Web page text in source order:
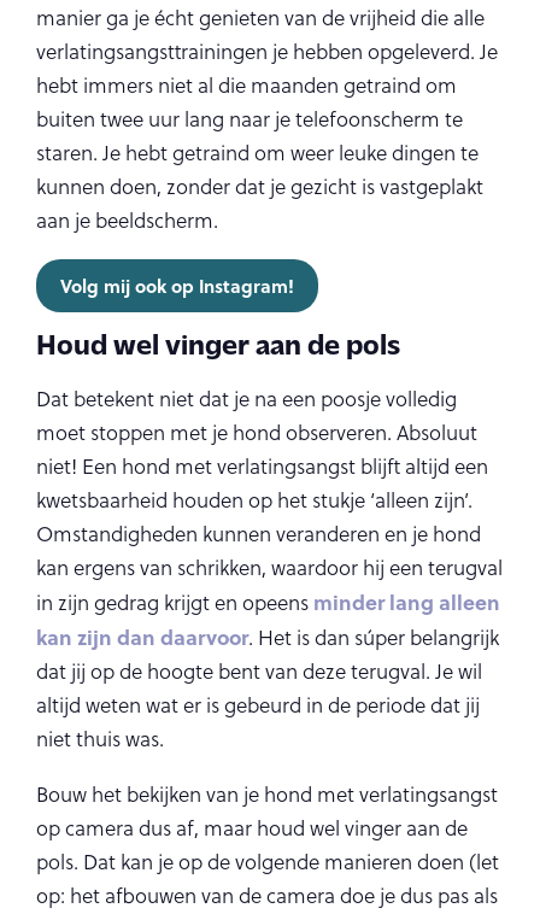
manier ga je écht genieten van de vrijheid die alle
verlatingsangsttrainingen je hebben opgeleverd. Je
hebt immers niet al die maanden getraind om
buiten twee uur lang naar je telefoonscherm te
staren. Je hebt getraind om weer leuke dingen te
kunnen doen, zonder dat je gezicht is vastgeplakt
aan je beeldscherm.
Volg mij ook op Instagram!
Houd wel vinger aan de pols
Dat betekent niet dat je na een poosje volledig
moet stoppen met je hond observeren. Absoluut
niet! Een hond met verlatingsangst blijft altijd een
kwetsbaarheid houden op het stukje ‘alleen zijn’.
Omstandigheden kunnen veranderen en je hond
kan ergens van schrikken, waardoor hij een terugval
in zijn gedrag krijgt en opeens minder lang alleen
kan zijn dan daarvoor. Het is dan súper belangrijk
dat jij op de hoogte bent van deze terugval. Je wil
altijd weten wat er is gebeurd in de periode dat jij
niet thuis was.
Bouw het bekijken van je hond met verlatingsangst
op camera dus af, maar houd wel vinger aan de
pols. Dat kan je op de volgende manieren doen (let
op: het afbouwen van de camera doe je dus pas als